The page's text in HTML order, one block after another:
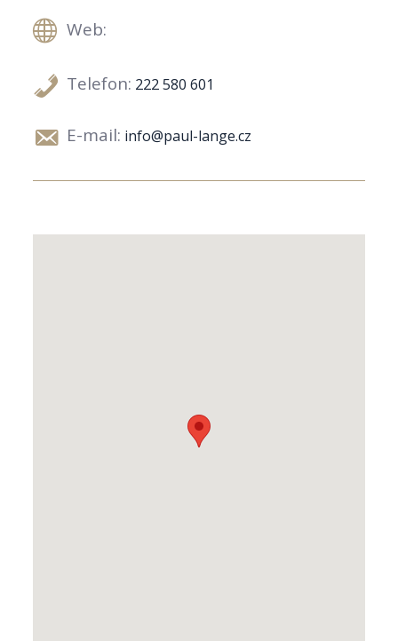
Web:
Telefon: 222 580 601
E-mail: info@paul-lange.cz